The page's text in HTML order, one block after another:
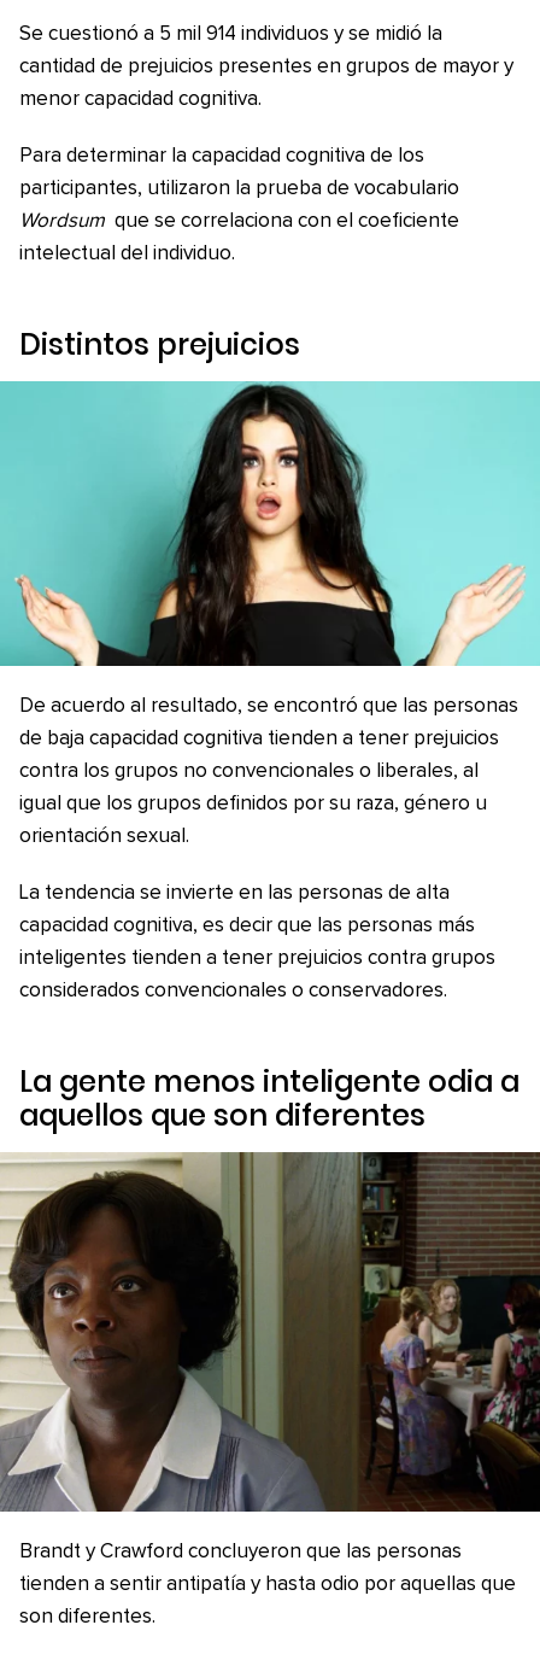
Se cuestionó a 5 mil 914 individuos y se midió la
cantidad de prejuicios presentes en grupos de mayor y
menor capacidad cognitiva.
Para determinar la capacidad cognitiva de los
participantes, utilizaron la prueba de vocabulario
Wordsum que se correlaciona con el coeficiente
intelectual del individuo.
Distintos prejuicios
De acuerdo al resultado, se encontró que las personas
de baja capacidad cognitiva tienden a tener prejuicios
contra los grupos no convencionales o liberales, al
igual que los grupos definidos por su raza, género u
orientación sexual.
La tendencia se invierte en las personas de alta
capacidad cognitiva, es decir que las personas más
inteligentes tienden a tener prejuicios contra grupos
considerados convencionales o conservadores.
La gente menos inteligente odia a
aquellos que son diferentes
Brandt y Crawford concluyeron que las personas
tienden a sentir antipatía y hasta odio por aquellas que
son diferentes.